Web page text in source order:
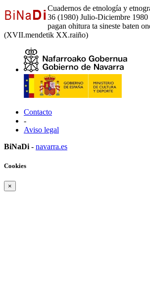
Cuadernos de etnología y
36 (1980) Julio-Diciembre 1980
pagan ohitura ta sineste baten
(XVII.mendetik XX.raiño)
Contacto
-
Aviso legal
BiNaDi - navarra.es
Cookies
×